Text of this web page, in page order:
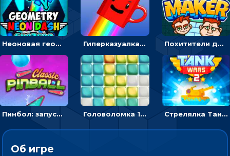
Неоновая геометрия: прыгай через препятствия и собирай шары Гиперказуалка Летающая чашка кофе: двигаться и собирать кубики сахара Похитители денег: управляйте друзьями и соберите все мешки с долларами
Пинбол: запускать шарик, чтобы выбивать очки Головоломка 10х10 Стрелялка Танковые войны: бить по танку врага, чтобы уничтожить зло
Об игре